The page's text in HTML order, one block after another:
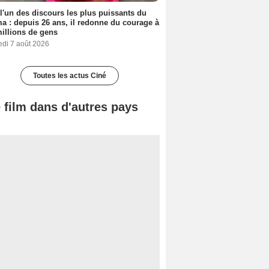
des discours les plus puissants du
: depuis 26 ans, il redonne du courage à
de gens
7 août 2026
Toutes les actus Ciné
film dans d'autres pays